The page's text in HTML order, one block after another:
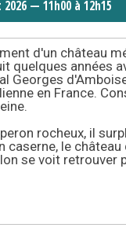
d'un château
quelques années
Georges
en France.
rocheux, il
caserne, le
se voit retrouver